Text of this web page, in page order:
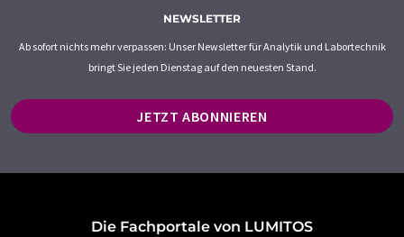
NEWSLETTER
Ab sofort nichts mehr verpassen: Unser Newsletter für Analytik und Labortechnik
bringt Sie jeden Dienstag auf den neuesten Stand.
JETZT ABONNIEREN
Die Fachportale von LUMITOS